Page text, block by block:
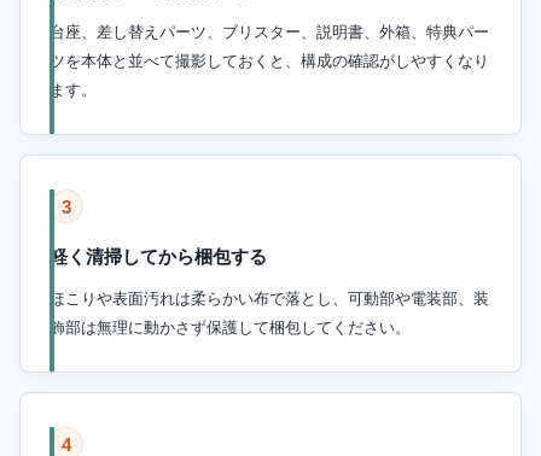
台座、差し替えパーツ、ブリスター、説明書、外箱、特典パー
ツを本体と並べて撮影しておくと、構成の確認がしやすくなり
ます。
3
軽く清掃してから梱包する
ほこりや表面汚れは柔らかい布で落とし、可動部や電装部、装
飾部は無理に動かさず保護して梱包してください。
4